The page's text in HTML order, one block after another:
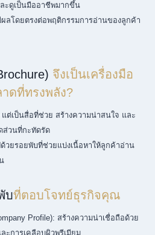
ะดูเป็นมืออาชีพมากขึ้น
ลโดยตรงต่อพฤติกรรมการอ่านของลูกค้า
จึงเป็นเครื่องมือ
ดที่ทรงพลัง?
ต่เป็นสื่อที่ช่วย สร้างความน่าสนใจ และ
ส่วนที่กะทัดรัด
วยรอยพับที่ช่วยแบ่งเนื้อหาให้ลูกค้าอ่าน
บที่ตอบโจทย์ธุรกิจคุณ
Profile): สร้างความน่าเชื่อถือด้วย
ะการเคลือบผิวพรีเมียม